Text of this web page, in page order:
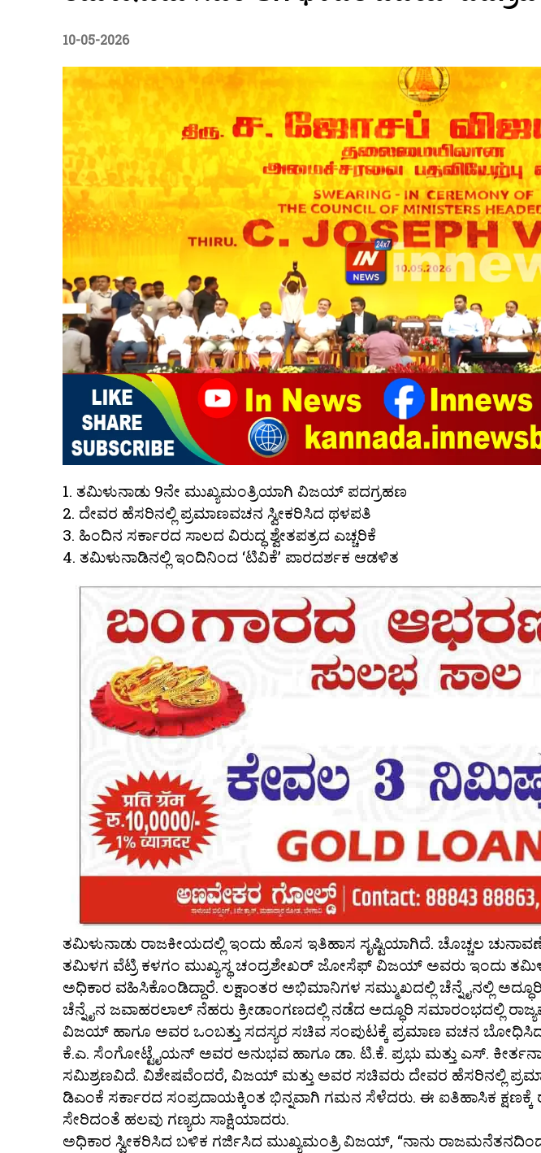
10-05-2026
1. ತಮಿಳುನಾಡು 9ನೇ ಮುಖ್ಯಮಂತ್ರಿಯಾಗಿ ವಿಜಯ್ ಪದಗ್ರಹಣ
2. ದೇವರ ಹೆಸರಿನಲ್ಲಿ ಪ್ರಮಾಣವಚನ ಸ್ವೀಕರಿಸಿದ ಥಳಪತಿ
3. ಹಿಂದಿನ ಸರ್ಕಾರದ ಸಾಲದ ವಿರುದ್ಧ ಶ್ವೇತಪತ್ರದ ಎಚ್ಚರಿಕೆ
4. ತಮಿಳುನಾಡಿನಲ್ಲಿ ಇಂದಿನಿಂದ ‘ಟಿವಿಕೆ’ ಪಾರದರ್ಶಕ ಆಡಳಿತ
ತಮಿಳುನಾಡು ರಾಜಕೀಯದಲ್ಲಿ ಇಂದು ಹೊಸ ಇತಿಹಾಸ ಸೃಷ್ಟಿಯಾಗಿದೆ. ಚೊಚ್ಚಲ
ತಮಿಳಗ ವೆಟ್ರಿ ಕಳಗಂ ಮುಖ್ಯಸ್ಥ ಚಂದ್ರಶೇಖರ್ ಜೋಸೆಫ್ ವಿಜಯ್ ಅವರು ಇಂದು
ಅಧಿಕಾರ ವಹಿಸಿಕೊಂಡಿದ್ದಾರೆ. ಲಕ್ಷಾಂತರ ಅಭಿಮಾನಿಗಳ ಸಮ್ಮುಖದಲ್ಲಿ ಚೆನ್ನೈನಲ್ಲಿ
ಚೆನ್ನೈನ ಜವಾಹರಲಾಲ್ ನೆಹರು ಕ್ರೀಡಾಂಗಣದಲ್ಲಿ ನಡೆದ ಅದ್ಧೂರಿ ಸಮಾರಂಭದಲ್ಲಿ
ವಿಜಯ್ ಹಾಗೂ ಅವರ ಒಂಬತ್ತು ಸದಸ್ಯರ ಸಚಿವ ಸಂಪುಟಕ್ಕೆ ಪ್ರಮಾಣ ವಚನ
ಕೆ.ಎ. ಸೆಂಗೋಟ್ಟೈಯನ್ ಅವರ ಅನುಭವ ಹಾಗೂ ಡಾ. ಟಿ.ಕೆ. ಪ್ರಭು ಮತ್ತು ಎಸ್.
ಸಮಿಶ್ರಣವಿದೆ. ವಿಶೇಷವೆಂದರೆ, ವಿಜಯ್ ಮತ್ತು ಅವರ ಸಚಿವರು ದೇವರ ಹೆಸರಿನಲ್ಲಿ
ಡಿಎಂಕೆ ಸರ್ಕಾರದ ಸಂಪ್ರದಾಯಕ್ಕಿಂತ ಭಿನ್ನವಾಗಿ ಗಮನ ಸೆಳೆದರು. ಈ ಐತಿಹಾಸಿಕ ಕ್ಷಣಕ್ಕೆ
ಸೇರಿದಂತೆ ಹಲವು ಗಣ್ಯರು ಸಾಕ್ಷಿಯಾದರು.
ಅಧಿಕಾರ ಸ್ವೀಕರಿಸಿದ ಬಳಿಕ ಗರ್ಜಿಸಿದ ಮುಖ್ಯಮಂತ್ರಿ ವಿಜಯ್, “ನಾನು